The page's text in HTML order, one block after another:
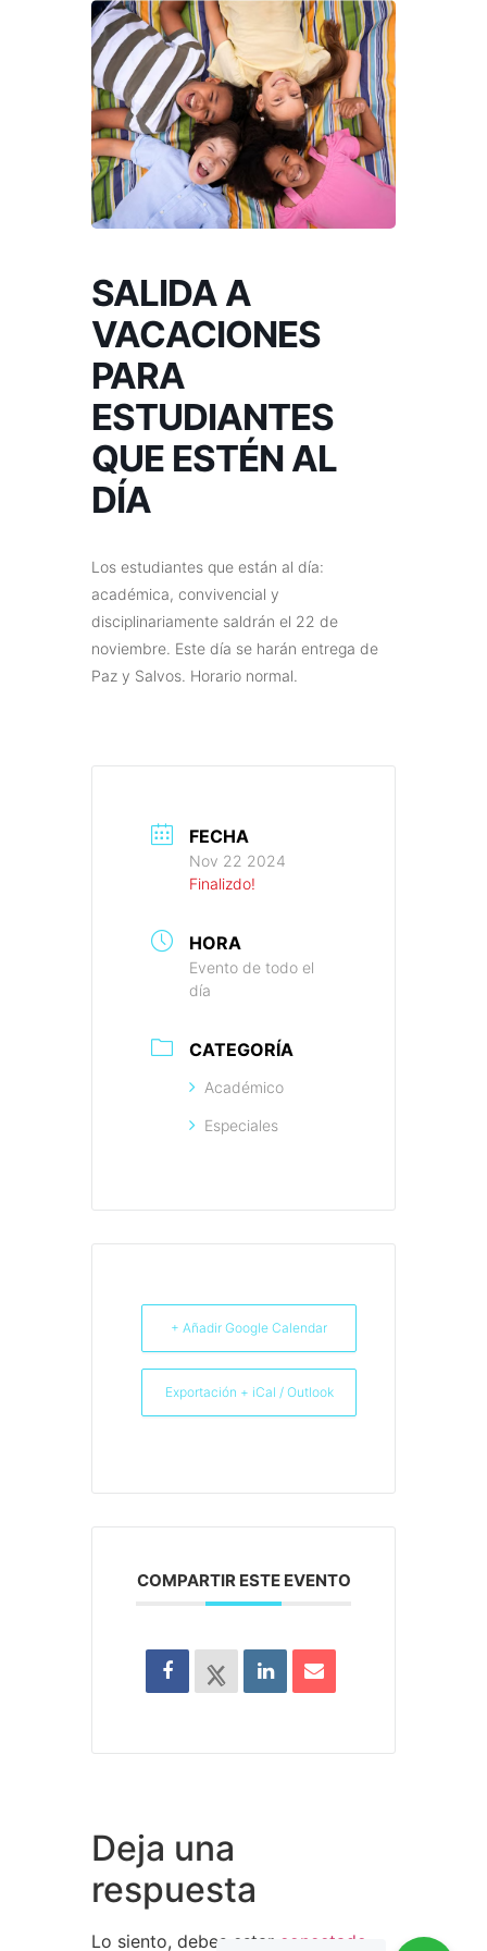
SALIDA A
VACACIONES
PARA
ESTUDIANTES
QUE ESTÉN AL
DÍA
Los estudiantes que están al día:
académica, convivencial y
disciplinariamente saldrán el 22 de
noviembre. Este día se harán entrega de
Paz y Salvos. Horario normal.
FECHA
Nov 22 2024
Finalizdo!
HORA
Evento de todo el
día
CATEGORÍA
Académico
Especiales
+ Añadir Google Calendar
Exportación + iCal / Outlook
COMPARTIR ESTE EVENTO
Deja una
respuesta
Lo siento, debes estar conectado